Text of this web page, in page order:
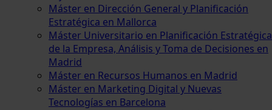
Máster en Dirección General y Planificación
Estratégica en Mallorca
Máster Universitario en Planificación Estratégica
de la Empresa, Análisis y Toma de Decisiones en
Madrid
Máster en Recursos Humanos en Madrid
Máster en Marketing Digital y Nuevas
Tecnologías en Barcelona